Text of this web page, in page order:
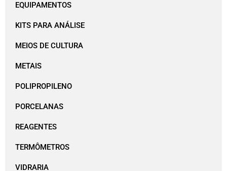
EQUIPAMENTOS
KITS PARA ANÁLISE
MEIOS DE CULTURA
METAIS
POLIPROPILENO
PORCELANAS
REAGENTES
TERMÔMETROS
VIDRARIA